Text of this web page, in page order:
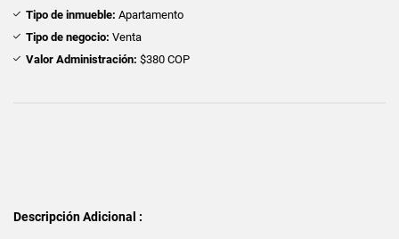
Tipo de inmueble: Apartamento
Tipo de negocio: Venta
Valor Administración: $380 COP
Descripción Adicional :